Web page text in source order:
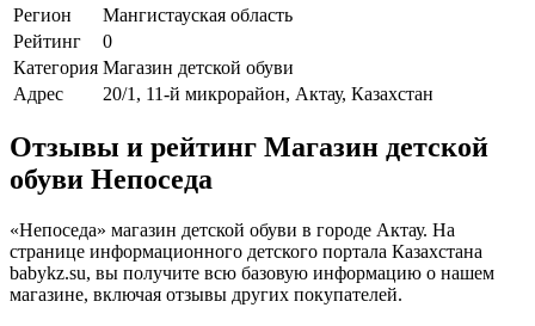
Регион
Мангистауская область
Рейтинг
0
Категория Магазин детской обуви
Адрес
20/1, 11-й микрорайон, Актау, Казахстан
Отзывы и рейтинг Магазин детской
обуви Непоседа
«Непоседа» магазин детской обуви в городе Актау. На
странице информационного детского портала Казахстана
babykz.su, вы получите всю базовую информацию о нашем
магазине, включая отзывы других покупателей.